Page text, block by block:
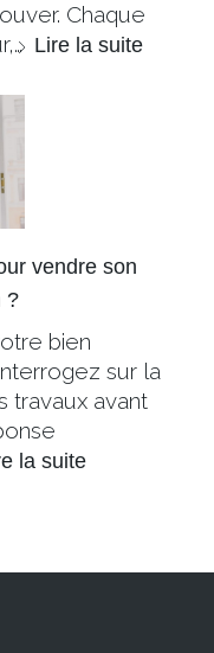
Chaque
Lire la suite
vendre son
?
bien
sur la
travaux avant
la suite